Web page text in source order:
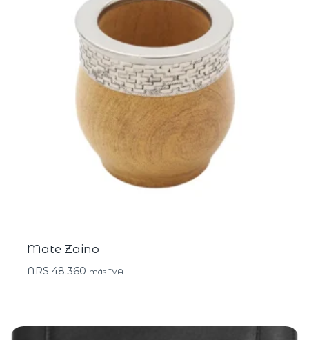
Mate Zaino
ARS 48.360 más IVA